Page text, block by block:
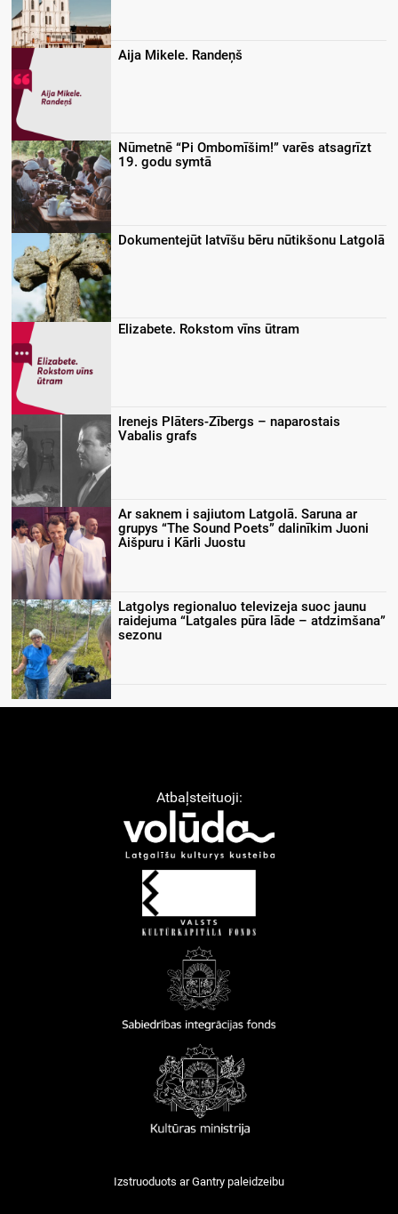
Aija Mikele. Randeņš
Nūmetnē “Pi Ombomīšim!” varēs atsagrīzt
19. godu symtā
Dokumentejūt latvīšu bēru nūtikšonu Latgolā
Elizabete. Rokstom vīns ūtram
Irenejs Plāters-Zībergs – naparostais
Vabalis grafs
Ar saknem i sajiutom Latgolā. Saruna ar
grupys “The Sound Poets” dalinīkim Juoni
Aišpuru i Kārli Juostu
Latgolys regionaluo televizeja suoc jaunu
raidejuma “Latgales pūra lāde – atdzimšana”
sezonu
Atbaļsteituoji:
Izstruoduots arGantry paleidzeibu